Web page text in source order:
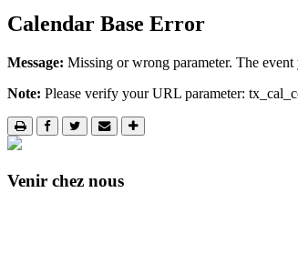
Calendar Base Error
Message: Missing or wrong parameter. The
Note: Please verify your URL parameter:
Venir chez nous